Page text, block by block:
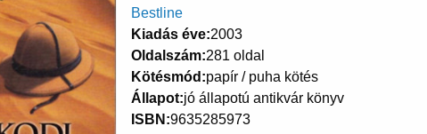
Bestline
Kiadás éve 2003
Oldalszám 281 oldal
Kötésmód papír / puha kötés
Állapot jó állapotú antikvár könyv
ISBN 9635285973